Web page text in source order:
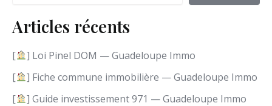
n
l
a
n
u
Articles récents
[
] Loi Pinel DOM — Guadeloupe Immo
[
] Fiche commune immobilière — Guadeloupe Immo
[
] Guide investissement 971 — Guadeloupe Immo